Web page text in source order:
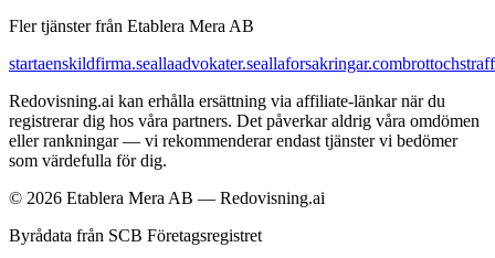
Fler tjänster från Etablera Mera AB
startaenskildfirma.seallaadvokater.seallaforsakringar.com
Redovisning.ai kan erhålla ersättning via affiliate-länkar när du
registrerar dig hos våra partners. Det påverkar aldrig våra omdömen
eller rankningar — vi rekommenderar endast tjänster vi bedömer
som värdefulla för dig.
© 2026 Etablera Mera AB — Redovisning.ai
Byrådata från SCB Företagsregistret